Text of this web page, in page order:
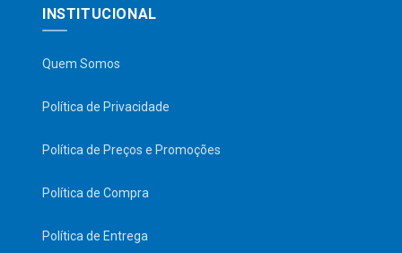
INSTITUCIONAL
Quem Somos
Política de Privacidade
Política de Preços e Promoções
Política de Compra
Política de Entrega